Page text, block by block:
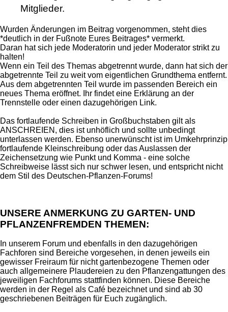
Mitglieder.
Wurden Änderungen im Beitrag vorgenommen, steht dies
*deutlich in der Fußnote Eures Beitrages* vermerkt.
Daran hat sich jede Moderatorin und jeder Moderator strikt zu
halten!
Wenn ein Teil des Themas abgetrennt wurde, dann hat sich der
abgetrennte Teil zu weit vom eigentlichen Grundthema entfernt.
Aus dem abgetrennten Teil wurde im passenden Bereich ein
neues Thema eröffnet. Ihr findet eine Erklärung an der
Trennstelle oder einen dazugehörigen Link.
Das fortlaufende Schreiben in Großbuchstaben gilt als
ANSCHREIEN, dies ist unhöflich und sollte unbedingt
unterlassen werden. Ebenso unerwünscht ist im Umkehrprinzip
fortlaufende Kleinschreibung oder das Auslassen der
Zeichensetzung wie Punkt und Komma - eine solche
Schreibweise lässt sich nur schwer lesen, und entspricht nicht
dem Stil des Deutschen-Pflanzen-Forums!
UNSERE ANMERKUNG ZU GARTEN- UND
PFLANZENFREMDEN THEMEN:
In unserem Forum und ebenfalls in den dazugehörigen
Fachforen sind Bereiche vorgesehen, in denen jeweils ein
gewisser Freiraum für nicht gartenbezogene Themen oder
auch allgemeinere Plaudereien zu den Pflanzengattungen des
jeweiligen Fachforums stattfinden können. Diese Bereiche
werden in der Regel als Café bezeichnet und sind ab 30
geschriebenen Beiträgen für Euch zugänglich.